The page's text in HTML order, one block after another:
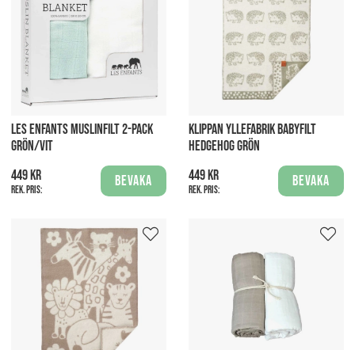
LES ENFANTS MUSLINFILT 2-PACK
GRÖN/VIT
449 kr
Rek. pris:
Bevaka
KLIPPAN YLLEFABRIK BABYFILT
HEDGEHOG GRÖN
449 kr
Rek. pris:
Bevaka